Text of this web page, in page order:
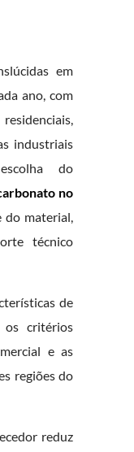
em
ano, com
industriais
do
no
material,
técnico
de
os critérios
e as
regiões do
reduz